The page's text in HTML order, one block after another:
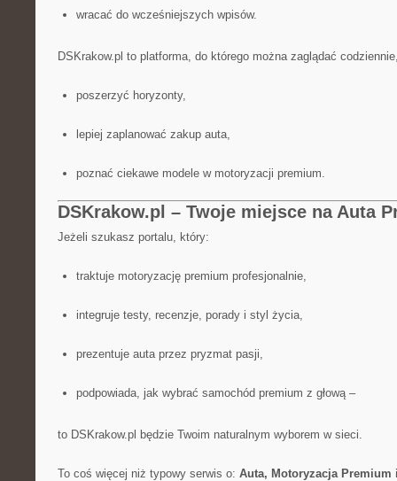
wracać do wcześniejszych wpisów.
DSKrakow.pl to platforma, do którego można zaglądać
poszerzyć horyzonty,
lepiej zaplanować zakup auta,
poznać ciekawe modele w motoryzacji premium.
DSKrakow.pl – Twoje miejsce na Auta
Jeżeli szukasz portalu, który:
traktuje motoryzację premium profesjonalnie,
integruje testy, recenzje, porady i styl życia,
prezentuje auta przez pryzmat pasji,
podpowiada, jak wybrać samochód premium z głową –
to DSKrakow.pl będzie Twoim naturalnym wyborem w sieci.
To coś więcej niż typowy serwis o: Auta, Motoryzacja Premium